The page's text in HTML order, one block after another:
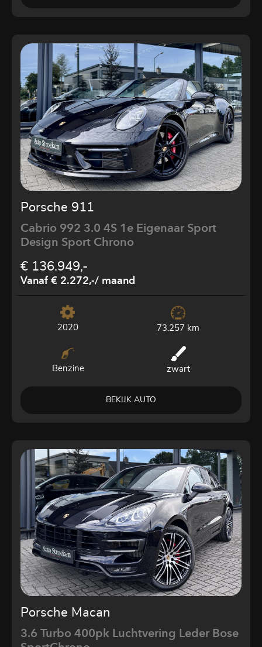
Porsche 911
Cabrio 992 3.0 4S 1e Eigenaar Sport
Design Sport Chrono
€ 136.949,-
Vanaf € 2.272,-/ maand
2020 73.257 km
Benzine zwart
BEKIJK AUTO
Porsche Macan
3.6 Turbo 400pk Luchtvering Leder Bose